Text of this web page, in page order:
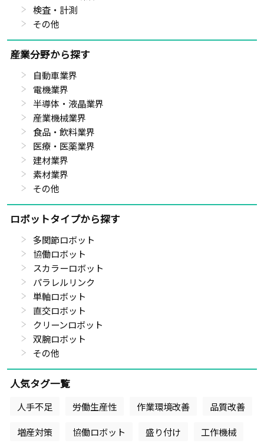
検査・計測
その他
産業分野から探す
自動車業界
電機業界
半導体・液晶業界
産業機械業界
食品・飲料業界
医療・医薬業界
建材業界
素材業界
その他
ロボットタイプから探す
多関節ロボット
協働ロボット
スカラーロボット
パラレルリンク
単軸ロボット
直交ロボット
クリーンロボット
双腕ロボット
その他
人気タグ一覧
人手不足 労働生産性 作業環境改善
品質改善
増産対策
協働ロボット 盛り付け 工作機械